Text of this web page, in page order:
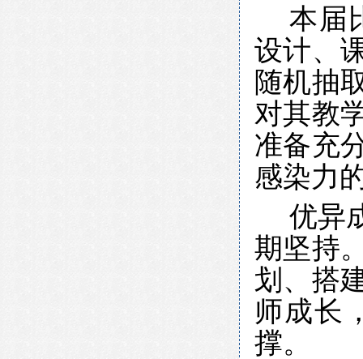
本届
设计、
随机抽
对其教
准备充
感染力
优异
期坚持
划、搭
师成长
撑。